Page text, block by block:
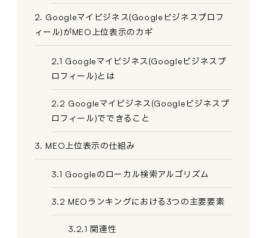
2. Googleマイビジネス(Googleビジネスプロフ
ィール)がMEO上位表示のカギ
2.1 Googleマイビジネス(Googleビジネスプ
ロフィール)とは
2.2 Googleマイビジネス(Googleビジネスプ
ロフィール)でできること
3. MEO上位表示の仕組み
3.1 Googleのローカル検索アルゴリズム
3.2 MEOランキングにおける3つの主要要素
3.2.1 関連性